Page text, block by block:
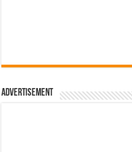
Advertisement